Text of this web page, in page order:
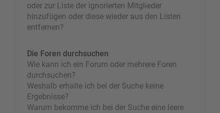
oder zur Liste der ignorierten Mitglieder
hinzufügen oder diese wieder aus den Listen
entfernen?
Die Foren durchsuchen
Wie kann ich ein Forum oder mehrere Foren
durchsuchen?
Weshalb erhalte ich bei der Suche keine
Ergebnisse?
Warum bekomme ich bei der Suche eine leere